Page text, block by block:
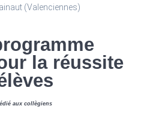
(Valenciennes)
la réussite
aux collègiens